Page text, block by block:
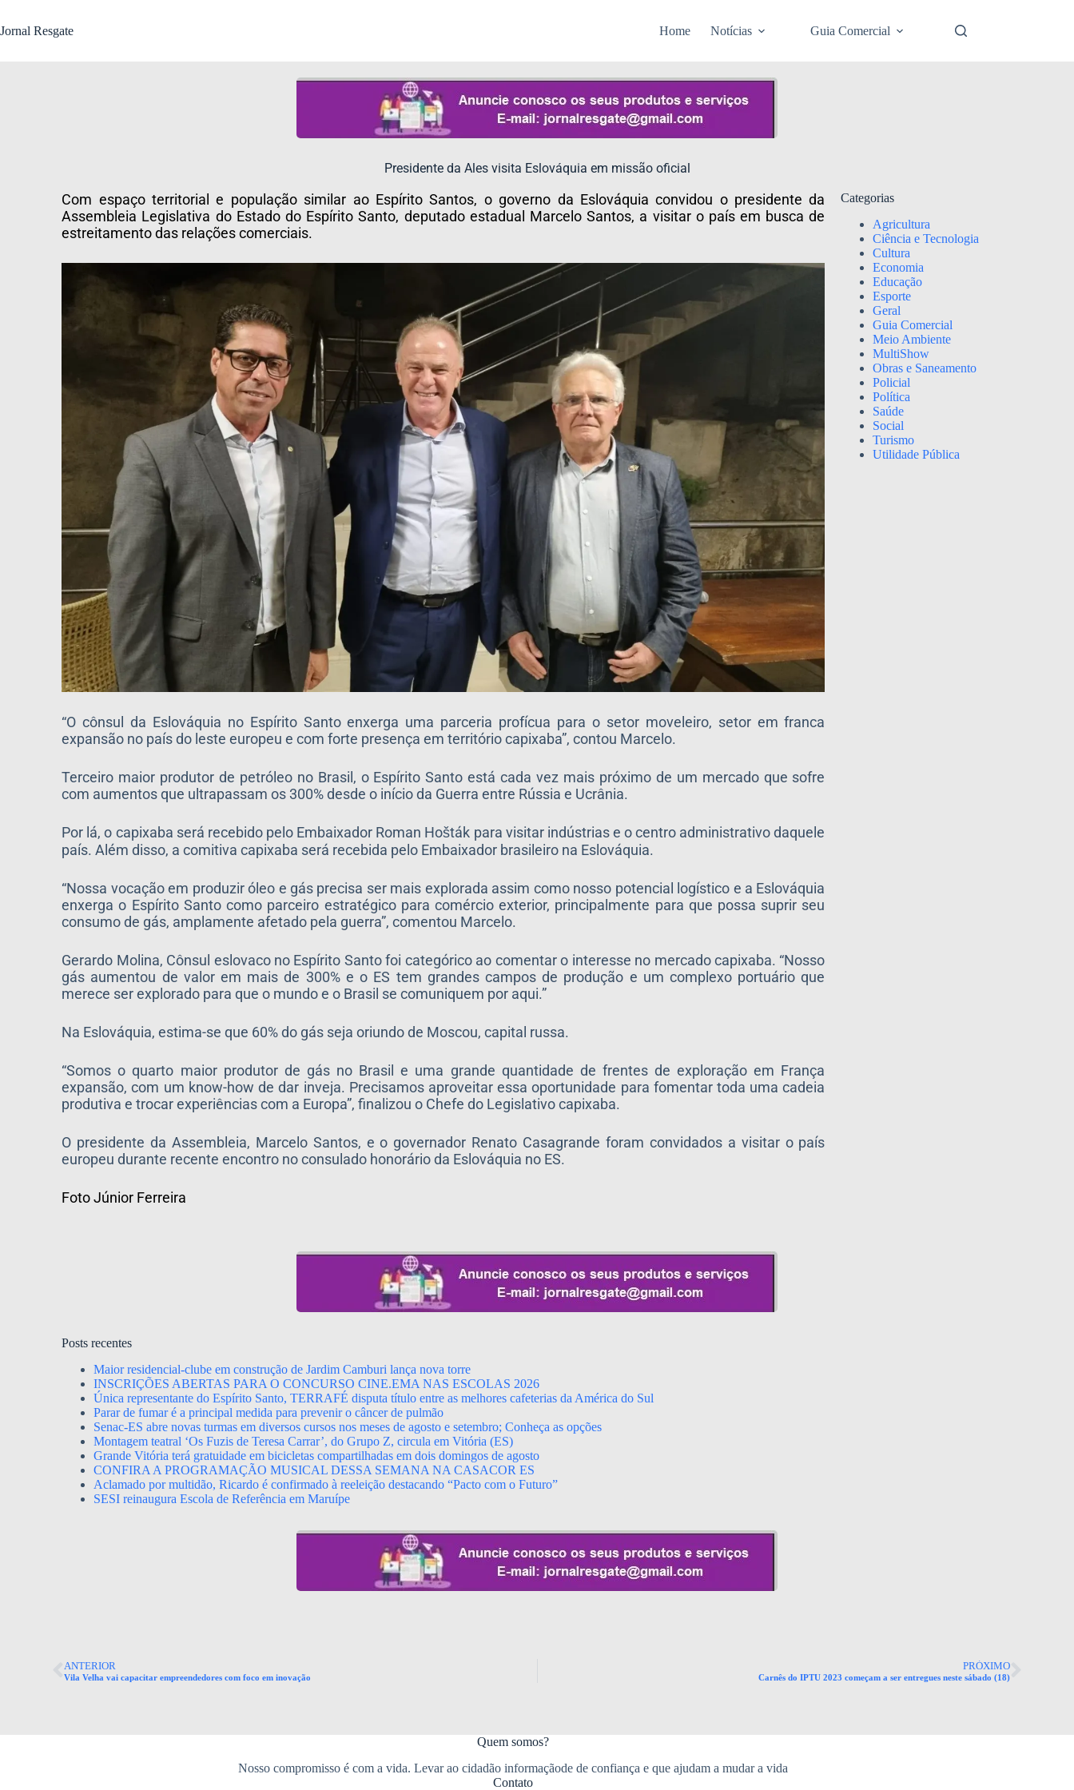
Jornal Resgate Home Notícias Guia Comercial
Presidente da Ales visita Eslováquia em missão oficial
Com espaço territorial e população similar ao Espírito Santos, o governo da Eslováquia convidou o presidente da
Assembleia Legislativa do Estado do Espírito Santo, deputado estadual Marcelo Santos, a visitar o país em busca de
estreitamento das relações comerciais.
“O cônsul da Eslováquia no Espírito Santo enxerga uma parceria profícua para o setor moveleiro, setor em franca
expansão no país do leste europeu e com forte presença em território capixaba”, contou Marcelo.
Terceiro maior produtor de petróleo no Brasil, o Espírito Santo está cada vez mais próximo de um mercado que sofre
com aumentos que ultrapassam os 300% desde o início da Guerra entre Rússia e Ucrânia.
Por lá, o capixaba será recebido pelo Embaixador Roman Hošták para visitar indústrias e o centro administrativo daquele
país. Além disso, a comitiva capixaba será recebida pelo Embaixador brasileiro na Eslováquia.
“Nossa vocação em produzir óleo e gás precisa ser mais explorada assim como nosso potencial logístico e a Eslováquia
enxerga o Espírito Santo como parceiro estratégico para comércio exterior, principalmente para que possa suprir seu
consumo de gás, amplamente afetado pela guerra”, comentou Marcelo.
Gerardo Molina, Cônsul eslovaco no Espírito Santo foi categórico ao comentar o interesse no mercado capixaba. “Nosso
gás aumentou de valor em mais de 300% e o ES tem grandes campos de produção e um complexo portuário que
merece ser explorado para que o mundo e o Brasil se comuniquem por aqui.”
Na Eslováquia, estima-se que 60% do gás seja oriundo de Moscou, capital russa.
“Somos o quarto maior produtor de gás no Brasil e uma grande quantidade de frentes de exploração em França
expansão, com um know-how de dar inveja. Precisamos aproveitar essa oportunidade para fomentar toda uma cadeia
produtiva e trocar experiências com a Europa”, finalizou o Chefe do Legislativo capixaba.
O presidente da Assembleia, Marcelo Santos, e o governador Renato Casagrande foram convidados a visitar o país
europeu durante recente encontro no consulado honorário da Eslováquia no ES.
Foto Júnior Ferreira
Categorias
Agricultura
Ciência e Tecnologia
Cultura
Economia
Educação
Esporte
Geral
Guia Comercial
Meio Ambiente
MultiShow
Obras e Saneamento
Policial
Política
Saúde
Social
Turismo
Utilidade Pública
Posts recentes
Maior residencial-clube em construção de Jardim Camburi lança nova torre
INSCRIÇÕES ABERTAS PARA O CONCURSO CINE.EMA NAS ESCOLAS 2026
Única representante do Espírito Santo, TERRAFÉ disputa título entre as melhores cafeterias da América do Sul
Parar de fumar é a principal medida para prevenir o câncer de pulmão
Senac-ES abre novas turmas em diversos cursos nos meses de agosto e setembro; Conheça as opções
Montagem teatral ‘Os Fuzis de Teresa Carrar’, do Grupo Z, circula em Vitória (ES)
Grande Vitória terá gratuidade em bicicletas compartilhadas em dois domingos de agosto
CONFIRA A PROGRAMAÇÃO MUSICAL DESSA SEMANA NA CASACOR ES
Aclamado por multidão, Ricardo é confirmado à reeleição destacando “Pacto com o Futuro”
SESI reinaugura Escola de Referência em Maruípe
ANTERIOR
Vila Velha vai capacitar empreendedores com foco em inovação
PRÓXIMO
Carnês do IPTU 2023 começam a ser entregues neste sábado (18)
Quem somos?
Nosso compromisso é com a vida. Levar ao cidadão informaçãode de confiança e que ajudam a mudar a vida
Contato